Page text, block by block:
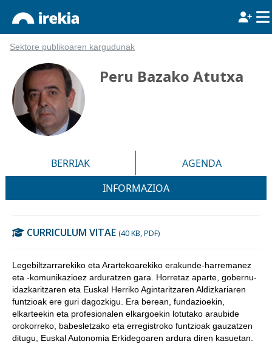
Sektore publikoaren kargudunak
Peru Bazako Atutxa
BERRIAK
AGENDA
INFORMAZIOA
CURRICULUM VITAE (40 KB, PDF)
Legebiltzarrarekiko eta Arartekoarekiko erakunde-harremanez
eta -komunikazioez arduratzen gara. Horretaz aparte, gobernu-
idazkaritzaren eta Euskal Herriko Agintaritzaren Aldizkariaren
funtzioak ere guri dagozkigu. Era berean, fundazioekin,
elkarteekin eta profesionalen elkargoekin lotutako araubide
orokorreko, babesletzako eta erregistroko funtzioak gauzatzen
ditugu, Euskal Autonomia Erkidegoaren ardura diren kasuetan.